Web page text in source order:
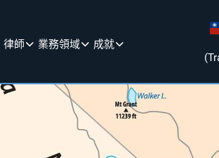
律師 業務領域 成就